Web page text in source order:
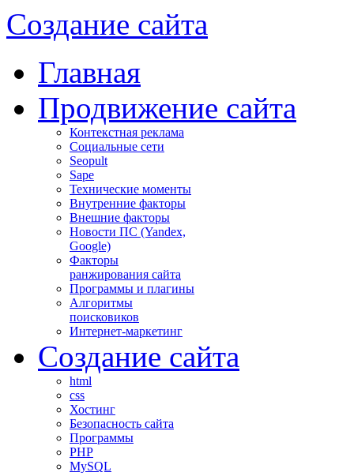
Создание сайта
Главная
Продвижение сайта
Контекстная реклама
Социальные сети
Seopult
Sape
Технические моменты
Внутренние факторы
Внешние факторы
Новости ПС (Yandex,
Google)
Факторы
ранжирования сайта
Программы и плагины
Алгоритмы
поисковиков
Интернет-маркетинг
Создание сайта
html
css
Хостинг
Безопасность сайта
Программы
PHP
MySQL